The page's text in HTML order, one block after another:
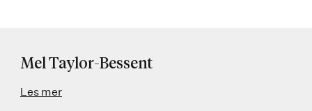
Mel Taylor-Bessent
Les mer